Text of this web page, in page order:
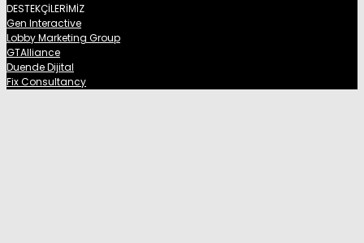
DESTEKÇİLERİMİZ
Gen Interactive
Lobby Marketing Group
GTAlliance
Duende Dijital
Fix Consultancy